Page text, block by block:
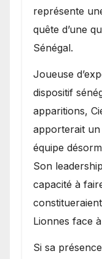
représente
quête d’une
Sénégal.
Joueuse
dispositif
apparitions,
apporterait
équipe
Son
capacité à
Lionnes face
Si sa